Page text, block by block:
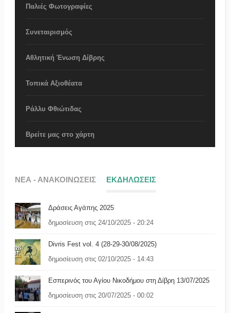
Παλιές Φωτογραφίες
Συνεταιρισμός
Αθλητική Ένωση Δίβρης
Τοπικά Αξιοθέατα
Ράλλυ Φθιώτιδας
Βρείτε μας στο χάρτη
ΝΕΑ - ΑΝΑΚΟΙΝΩΣΕΙΣ ΕΚΔΗΛΩΣΕΙΣ
Δράσεις Αγάπης 2025
δημοσίευση στις 24/10/2025 - 20:24
Divris Fest vol. 4 (28-29-30/08/2025)
δημοσίευση στις 02/10/2025 - 14:43
Eσπερινός του Αγίου Νικοδήμου στη Δίβρη 13/07/2025
δημοσίευση στις 20/07/2025 - 00:02